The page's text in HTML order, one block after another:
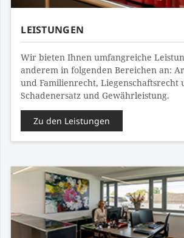
LEISTUNGEN
Wir bieten Ihnen umfangreiche
anderem in folgenden Bereichen an:
und Familienrecht, Liegenschaftsrecht
Schadenersatz und Gewährleistung.
Zu den Leistungen